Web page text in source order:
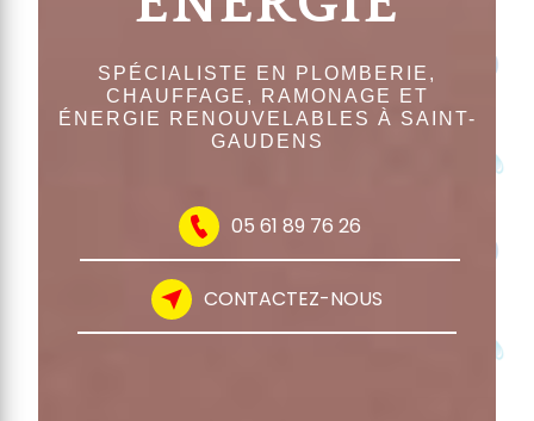
SPÉCIALISTE EN PLOMBERIE,
CHAUFFAGE, RAMONAGE ET
ÉNERGIE RENOUVELABLES À SAINT-
GAUDENS
05 61 89 76 26
CONTACTEZ-NOUS